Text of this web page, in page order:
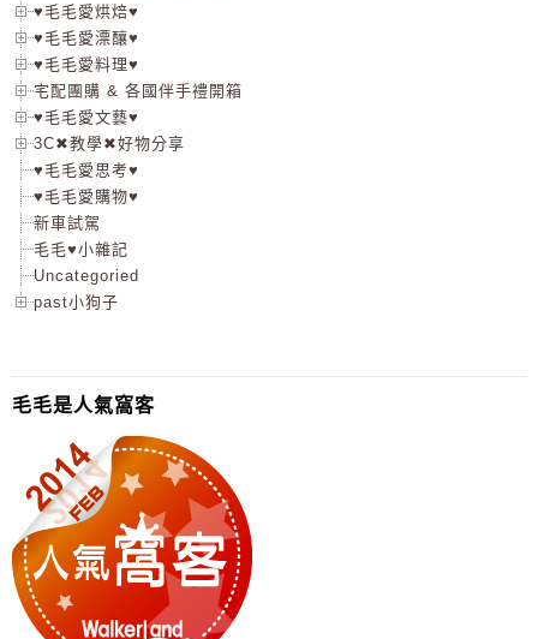
♥毛毛愛烘焙♥
♥毛毛愛漂釀♥
♥毛毛愛料理♥
宅配團購 & 各國伴手禮開箱
♥毛毛愛文藝♥
3C✖教學✖好物分享
♥毛毛愛思考♥
♥毛毛愛購物♥
新車試駕
毛毛♥小雜記
Uncategoried
past小狗子
毛毛是人氣窩客